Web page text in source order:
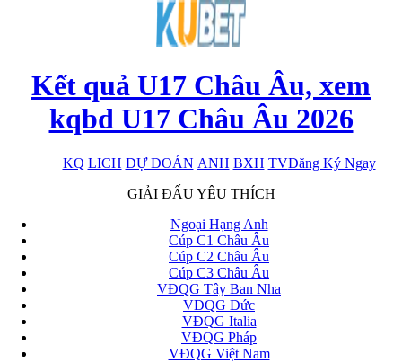
Kết quả U17 Châu Âu, xem
kqbd U17 Châu Âu 2026
KQ LICH DỰ ĐOÁN ANH BXH TVĐăng Ký Ngay
x
GIẢI ĐẤU YÊU THÍCH
Ngoại Hạng Anh
Cúp C1 Châu Âu
Cúp C2 Châu Âu
Cúp C3 Châu Âu
VĐQG Tây Ban Nha
VĐQG Đức
VĐQG Italia
VĐQG Pháp
VĐQG Việt Nam